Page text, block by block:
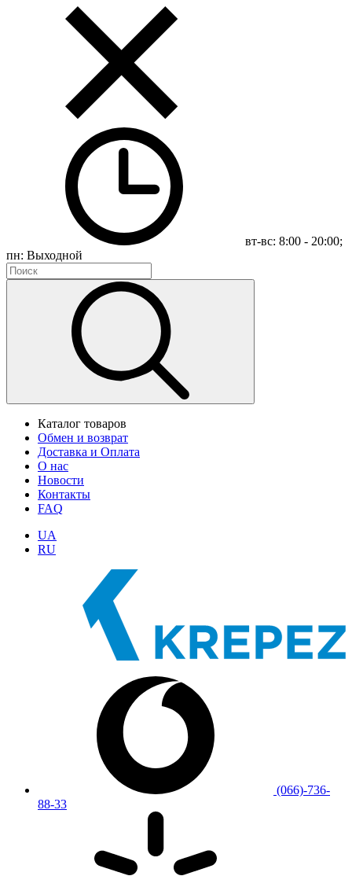
вт-вс: 8:00 - 20:00;
пн: Выходной
Каталог товаров
Обмен и возврат
Доставка и Оплата
О нас
Новости
Контакты
FAQ
UA
RU
(066)-736-
88-33